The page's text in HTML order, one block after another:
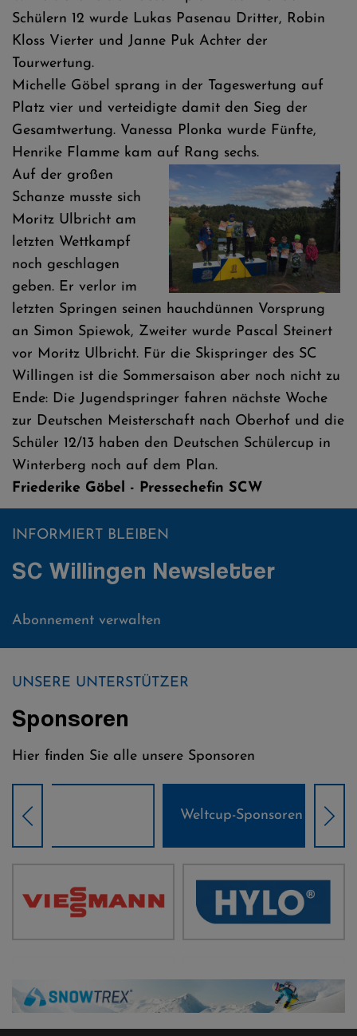
Schülern 12 wurde Lukas Pasenau Dritter, Robin
Kloss Vierter und Janne Puk Achter der
Tourwertung.
Michelle Göbel sprang in der Tageswertung auf
Platz vier und verteidigte damit den Sieg der
Gesamtwertung. Vanessa Plonka wurde Fünfte,
Henrike Flamme kam auf Rang sechs.
Auf der großen
Schanze musste sich
Moritz Ulbricht am
letzten Wettkampf
noch geschlagen
geben. Er verlor im
letzten Springen seinen hauchdünnen Vorsprung
an Simon Spiewok, Zweiter wurde Pascal Steinert
vor Moritz Ulbricht. Für die Skispringer des SC
Willingen ist die Sommersaison aber noch nicht zu
Ende: Die Jugendspringer fahren nächste Woche
zur Deutschen Meisterschaft nach Oberhof und die
Schüler 12/13 haben den Deutschen Schülercup in
Winterberg noch auf dem Plan.
Friederike Göbel - Pressechefin SCW
INFORMIERT BLEIBEN
SC Willingen Newsletter
Abonnement verwalten
UNSERE UNTERSTÜTZER
Sponsoren
Hier finden Sie alle unsere Sponsoren
Weltcup-Sponsoren Damen